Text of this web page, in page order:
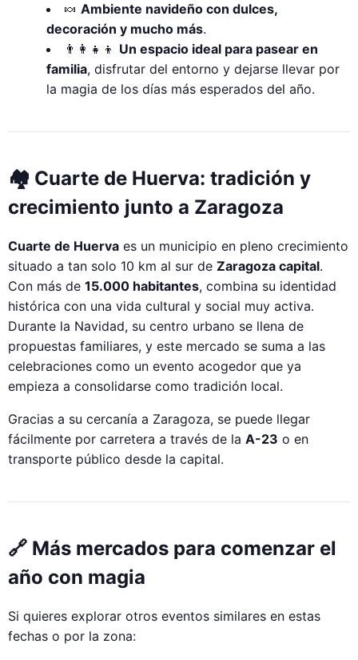
🍬 Ambiente navideño con dulces,
decoración y mucho más.
👨‍👩‍👧‍👦 Un espacio ideal para pasear en
familia, disfrutar del entorno y dejarse llevar por
la magia de los días más esperados del año.
🏘️ Cuarte de Huerva: tradición y
crecimiento junto a Zaragoza
Cuarte de Huerva es un municipio en pleno crecimiento
situado a tan solo 10 km al sur de Zaragoza capital.
Con más de 15.000 habitantes, combina su identidad
histórica con una vida cultural y social muy activa.
Durante la Navidad, su centro urbano se llena de
propuestas familiares, y este mercado se suma a las
celebraciones como un evento acogedor que ya
empieza a consolidarse como tradición local.
Gracias a su cercanía a Zaragoza, se puede llegar
fácilmente por carretera a través de la A-23 o en
transporte público desde la capital.
🔗 Más mercados para comenzar el
año con magia
Si quieres explorar otros eventos similares en estas
fechas o por la zona: